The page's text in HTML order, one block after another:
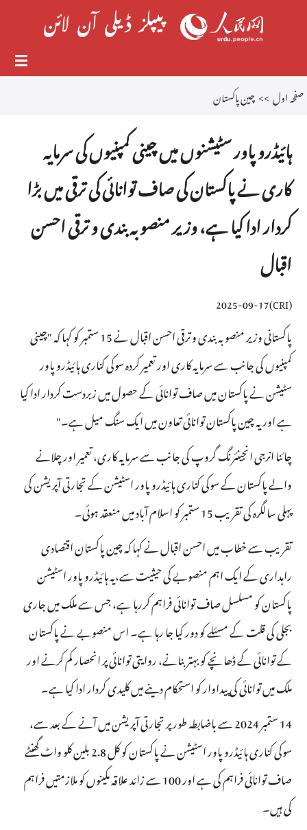
صفحہ اول>>چین پاکستان
ہائیڈرو پاور سٹیشنوں میں چینی کمپنیوں کی سرمایہ
کاری نے پاکستان کی صاف توانائی کی ترقی میں بڑا
کردار ادا کیا ہے، وزیر منصوبہ بندی و ترقی احسن
اقبال
(
CRI
)
2025-09-17
پاکستانی وزیر منصوبہ بندی و ترقی احسن اقبال نے 15 ستمبر کو کہا کہ "چینی
کمپنیوں کی جانب سے سرمایہ کاری اور تعمیر کردہ سوکی کناری ہائیڈرو پاور
سٹیشن نے پاکستان میں صاف توانائی کے حصول میں زبردست کردار ادا کیا
ہے اور یہ چین پاکستان توانائی تعاون میں ایک سنگ میل ہے۔"
چائنا انرجی انجینئرنگ گروپ کی جانب سے سرمایہ کاری، تعمیر اور چلانے
والے پاکستان کے سوکی کناری ہائیڈرو پاور اسٹیشن کے تجارتی آپریشن کی
پہلی سالگرہ کی تقریب 15 ستمبر کو اسلام آباد میں منعقد ہوئی۔
تقریب سے خطاب میں احسن اقبال نے کہا کہ چین پاکستان اقتصادی
راہداری کے ایک اہم منصوبے کی حیثیت سے،یہ ہائیڈرو پاور اسٹیشن
پاکستان کو مسلسل صاف توانائی فراہم کررہا ہے، جس سے ملک میں جاری
بجلی کی قلت کے مسئلے کو دور کیا جا رہا ہے۔ اس منصوبے نے پاکستان
کے توانائی کے ڈھانچے کو بہتر بنانے، روایتی توانائی پر انحصار کم کرنے اور
ملک میں توانائی کی پیداوار کو استحکام دینے میں کلیدی کردار ادا کیا ہے۔
14 ستمبر 2024 سے باضابطہ طور پر تجارتی آپریشن میں آنے کے بعد سے،
سوکی کناری ہائیڈرو پاور اسٹیشن نے پاکستان کو کل 2.8 بلین کلو واٹ گھنٹے
صاف توانائی فراہم کی ہے اور 100 سے زائد علاقہ مکینوں کو ملازمتیں فراہم
کی ہیں۔